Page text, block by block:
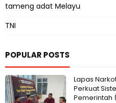
tameng adat Melayu
TNI
POPULAR POSTS
Lapas
Perkuat
Pemerintah